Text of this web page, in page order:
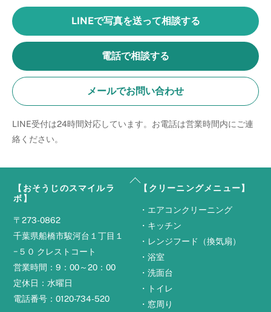
LINEで写真を送って相談する
電話で相談する
メールでお問い合わせ
LINE受付は24時間対応しています。お電話は営業時間内にご連
絡ください。
Back
To
Top
【おそうじのスマイルラ
ボ】
〒273-0862
千葉県船橋市駿河台１丁目１
−５０ クレストコート
営業時間：9：00～20：00
定休日：水曜日
電話番号：0120-734-520
【クリーニングメニュー】
・ エアコンクリーニング
・ キッチン
・ レンジフード（換気扇）
・浴室
・洗面台
・
トイレ
・ 窓周り